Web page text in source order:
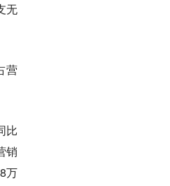
无
营
比
销
万